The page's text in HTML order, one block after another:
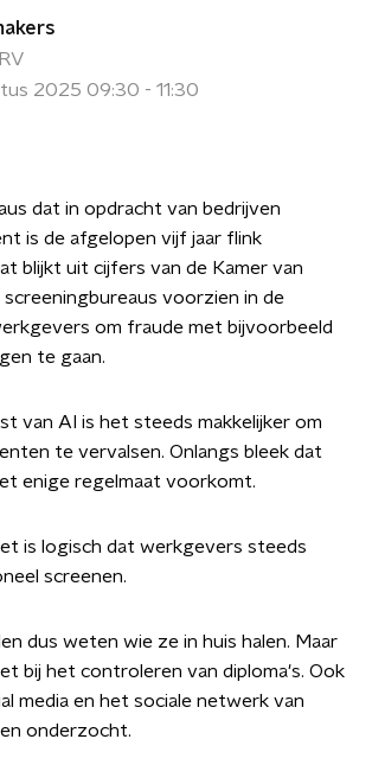
2025 09:30 - 11:30
dat in opdracht van bedrijven
is de afgelopen vijf jaar flink
blijkt uit cijfers van de Kamer van
screeningbureaus voorzien in de
om fraude met bijvoorbeeld
te gaan.
van AI is het steeds makkelijker om
te vervalsen. Onlangs bleek dat
enige regelmaat voorkomt.
is logisch dat werkgevers steeds
screenen.
dus weten wie ze in huis halen. Maar
bij het controleren van diploma's. Ook
media en het sociale netwerk van
onderzocht.